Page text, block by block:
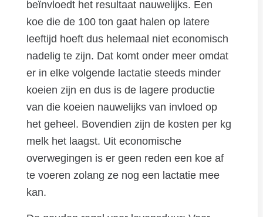
beïnvloedt het resultaat nauwelijks. Een
koe die de 100 ton gaat halen op latere
leeftijd hoeft dus helemaal niet economisch
nadelig te zijn. Dat komt onder meer omdat
er in elke volgende lactatie steeds minder
koeien zijn en dus is de lagere productie
van die koeien nauwelijks van invloed op
het geheel. Bovendien zijn de kosten per kg
melk het laagst. Uit economische
overwegingen is er geen reden een koe af
te voeren zolang ze nog een lactatie mee
kan.